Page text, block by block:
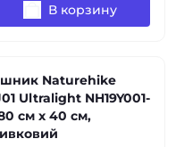
В корзину
Naturehike
Ultralight NH19Y001-
см х 40 см,